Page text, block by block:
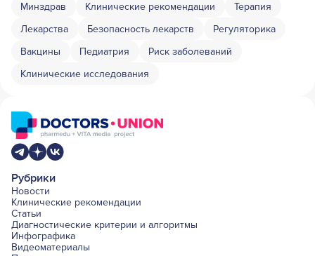
Минздрав Клинические рекомендации
Терапия
Лекарства
Безопасность лекарств
Регуляторика
Вакцины
Педиатрия
Риск заболеваний
Клинические исследования
Рубрики
Новости
Клинические рекомендации
Статьи
Диагностические критерии и алгоритмы
Инфографика
Видеоматериалы